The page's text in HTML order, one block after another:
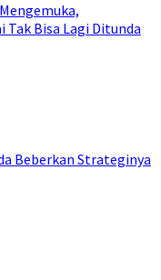
Bisa Lagi Ditunda
Beberkan Strateginya